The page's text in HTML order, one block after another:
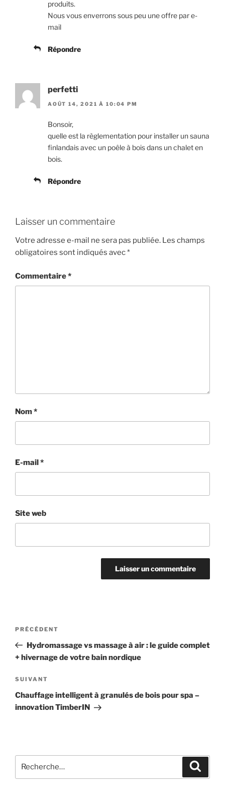
produits.
Nous vous enverrons sous peu une offre par e-
mail
Répondre
perfetti
AOÛT 14, 2021 À 10:04 PM
Bonsoir,
quelle est la règlementation pour installer un sauna
finlandais avec un poêle à bois dans un chalet en
bois.
Répondre
Laisser un commentaire
Votre adresse e-mail ne sera pas publiée. Les champs
obligatoires sont indiqués avec*
Commentaire*
Nom*
E-mail*
Site web
Navigation
l’article
Article
précédent
PRÉCÉDENT
Hydromassage vs massage à air : le guide complet
+ hivernage de votre bain nordique
Article
suivant
SUIVANT
Chauffage intelligent à granulés de bois pour spa –
innovation TimberIN
pour